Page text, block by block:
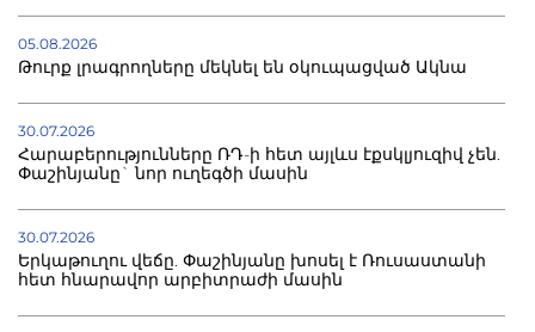
05.08.2026
Թուրք լրագրողները մեկնել են օկուպացված Ակնա
30.07.2026
Հարաբերությունները ՌԴ-ի հետ այլևս էքսկլյուզիվ չեն.
Փաշինյանը` նոր ուղեգծի մասին
30.07.2026
Երկաթուղու վեճը. Փաշինյանը խոսել է Ռուսաստանի
հետ հնարավոր արբիտրաժի մասին